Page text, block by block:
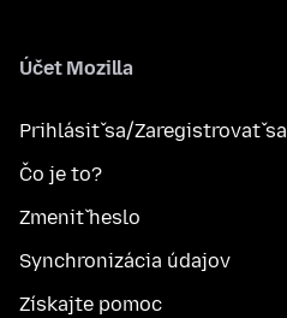
Účet Mozilla
Prihlásiť sa/Zaregistrovať sa
Čo je to?
Zmeniť heslo
Synchronizácia údajov
Získajte pomoc